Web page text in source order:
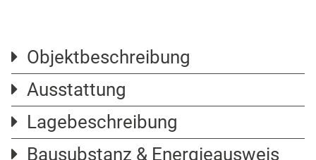
Objektbeschreibung
Diese charmante 3-Zimmer-Wohnung befindet sich
im 4. Obergeschoss eines gepflegten
Mehrfamilienhauses mit Aufzug auf einem
Erbbaurechtsgrundstück. Auf einer Wohnfläche von
Ausstattung
Parkettboden
PVC Fenster Bj. 1981
Lagebeschreibung
Bausubstanz & Energieausweis